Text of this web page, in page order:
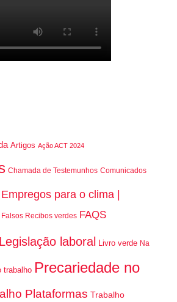
Artigos Ação ACT 2024
Chamada de Testemunhos Comunicados
Empregos para o clima |
Falsos Recibos verdes FAQS
Legislação laboral Livro verde Na
trabalho Precariedade no
Plataformas Trabalho